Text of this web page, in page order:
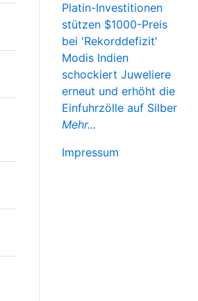
Platin-Investitionen
stützen $1000-Preis
bei 'Rekorddefizit'
Modis Indien
schockiert Juweliere
erneut und erhöht die
Einfuhrzölle auf Silber
Mehr...
Impressum